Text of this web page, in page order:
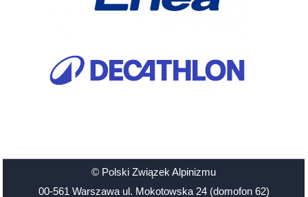
© Polski Związek Alpinizmu
00-561 Warszawa ul. Mokotowska 24 (domofon 62)